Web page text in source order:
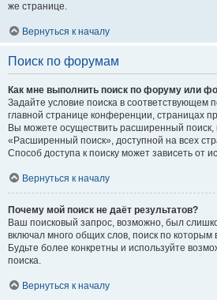
же странице.
Вернуться к началу
Поиск по форумам
Как мне выполнить поиск по форуму или
Задайте условие поиска в соответствующем
главной странице конференции, страницах
Вы можете осуществить расширенный поиск,
«Расширенный поиск», доступной на всех
Способ доступа к поиску может зависеть от
Вернуться к началу
Почему мой поиск не даёт результатов?
Ваш поисковый запрос, возможно, был
включал много общих слов, поиск по которым
Будьте более конкретны и используйте
поиска.
Вернуться к началу